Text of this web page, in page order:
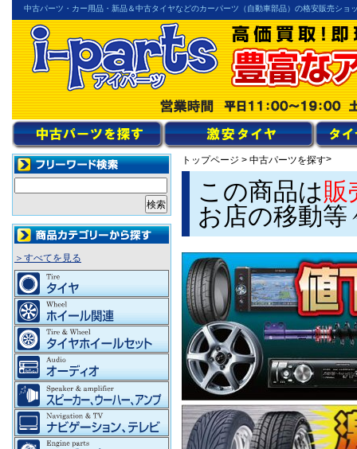
中古パーツ・カー用品・新品＆中古タイヤなどのカーパーツ（自動車部品）の格安販売ショ
トップページ > 中古パーツを探す>
この商品は販
お店の移動
＞すべてを見る